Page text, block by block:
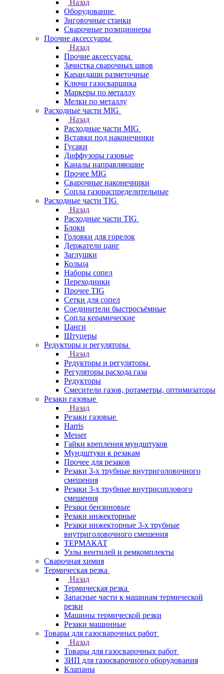
Назад
Оборудование
Зиговочные станки
Сварочные позиционеры
Прочие аксессуары
Назад
Прочие аксессуары
Зачистка сварочных швов
Карандаши разметочные
Ключи газосварщика
Маркеры по металлу
Мелки по металлу
Расходные части MIG
Назад
Расходные части MIG
Вставки под наконечники
Гусаки
Диффузоры газовые
Каналы направляющие
Прочее MIG
Сварочные наконечники
Сопла газораспределительные
Расходные части TIG
Назад
Расходные части TIG
Блоки
Головки для горелок
Держатели цанг
Заглушки
Кольца
Наборы сопел
Переходники
Прочее TIG
Сетки для сопел
Соединители быстросъёмные
Сопла керамические
Цанги
Штуцеры
Редукторы и регуляторы
Назад
Редукторы и регуляторы
Регуляторы расхода газа
Редукторы
Смесители газов, ротаметры, оптимизаторы
Резаки газовые
Назад
Резаки газовые
Harris
Messer
Гайки крепления мундштуков
Мундштуки к резакам
Прочее для резаков
Резаки 3-х трубные внутриголовочного
смешения
Резаки 3-х трубные внутрисоплового
смешения
Резаки бензиновые
Резаки инжекторные
Резаки инжекторные 3-х трубные
внутриголовочного смешения
ТЕРМАКАТ
Узлы вентилей и ремкомплекты
Сварочная химия
Термическая резка
Назад
Термическая резка
Запасные части к машинам термической
резки
Машины термической резки
Резаки машинные
Товары для газосварочных работ
Назад
Товары для газосварочных работ
ЗИП для газосварочного оборудования
Клапаны